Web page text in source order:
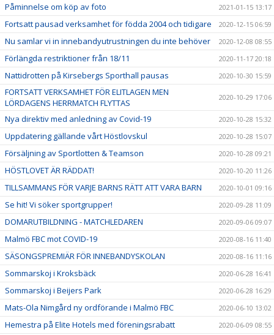
Påminnelse om köp av foto 2021-01-15 13:17
Fortsatt pausad verksamhet för födda 2004 och tidigare 2020-12-15 06:59
Nu samlar vi in innebandyutrustningen du inte behöver 2020-12-08 08:55
Förlängda restriktioner från 18/11 2020-11-17 20:18
Nattidrotten på Kirsebergs Sporthall pausas 2020-10-30 15:59
FORTSATT VERKSAMHET FÖR ELITLAGEN MEN
LÖRDAGENS HERRMATCH FLYTTAS
2020-10-29 17:06
Nya direktiv med anledning av Covid-19 2020-10-28 15:32
Uppdatering gällande vårt Höstlovskul 2020-10-28 15:07
Försäljning av Sportlotten & Teamson 2020-10-28 09:21
HÖSTLOVET ÄR RÄDDAT! 2020-10-20 11:26
TILLSAMMANS FÖR VARJE BARNS RÄTT ATT VARA BARN 2020-10-01 09:16
Se hit! Vi söker sportgrupper! 2020-09-28 11:09
DOMARUTBILDNING - MATCHLEDAREN 2020-09-06 09:07
Malmö FBC mot COVID-19 2020-08-16 11:40
SÄSONGSPREMIÄR FÖR INNEBANDYSKOLAN 2020-08-16 11:16
Sommarskoj i Kroksbäck 2020-06-28 16:41
Sommarskoj i Beijers Park 2020-06-28 16:29
Mats-Ola Nimgård ny ordförande i Malmö FBC 2020-06-10 13:02
Hemestra på Elite Hotels med föreningsrabatt 2020-06-09 08:55